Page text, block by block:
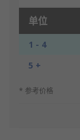
单位
1 - 4
5 +
* 参考价格